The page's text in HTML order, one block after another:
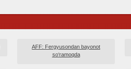
AFF: Fergyusondan bayonot
so‘ramoqda